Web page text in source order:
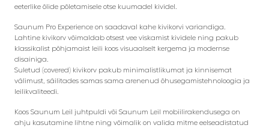
eeterlike õlide põletamisele otse kuumadel kividel.
Saunum Pro Experience on saadaval kahe kivikorvi variandiga.
Lahtine kivikorv võimaldab otsest vee viskamist kividele ning pakub
klassikalist põhjamaist leili koos visuaalselt kergema ja modernse
disainiga.
Suletud (covered) kivikorv pakub minimalistlikumat ja kinnisemat
välimust, säilitades samas sama arenenud õhusegamistehnoloogia ja
leilikvaliteedi.
Koos Saunum Leil juhtpuldi või Saunum Leil mobiilirakendusega on
ahju kasutamine lihtne ning võimalik on valida mitme eelseadistatud